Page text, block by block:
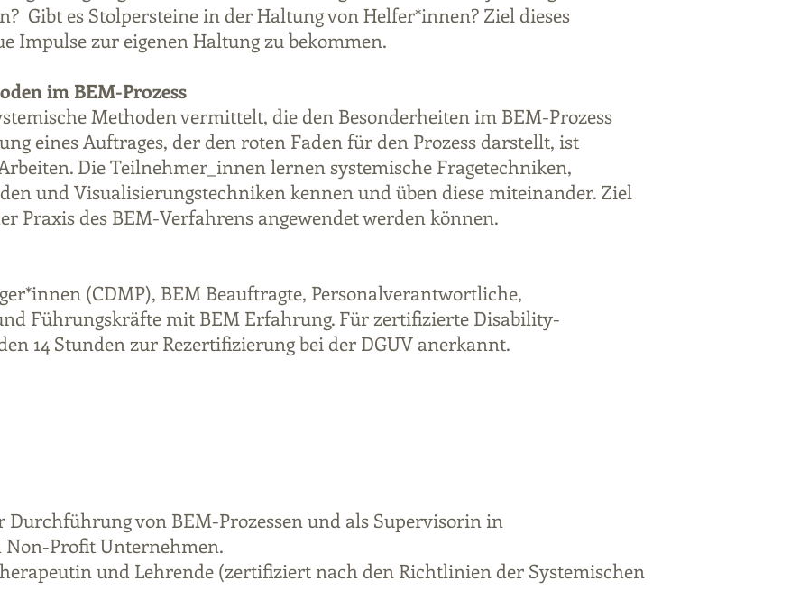
Gibt es Stolpersteine in der Haltung von Helfer*innen? Ziel dieses
Impulse zur eigenen Haltung zu bekommen.
im BEM-Prozess
Methoden vermittelt, die den Besonderheiten im BEM-Prozess
eines Auftrages, der den roten Faden für den Prozess darstellt, ist
Die Teilnehmer_innen lernen systemische Fragetechniken,
und Visualisierungstechniken kennen und üben diese miteinander. Ziel
Praxis des BEM-Verfahrens angewendet werden können.
(CDMP), BEM Beauftragte, Personalverantwortliche,
Führungskräfte mit BEM Erfahrung. Für zertifizierte Disability-
14 Stunden zur Rezertifizierung bei der DGUV anerkannt.
von BEM-Prozessen und als Supervisorin in
Profit Unternehmen.
und Lehrende (zertifiziert nach den Richtlinien der Systemischen